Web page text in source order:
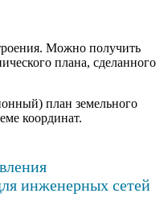
Можно получить
плана, сделанного
план земельного
координат.
инженерных сетей